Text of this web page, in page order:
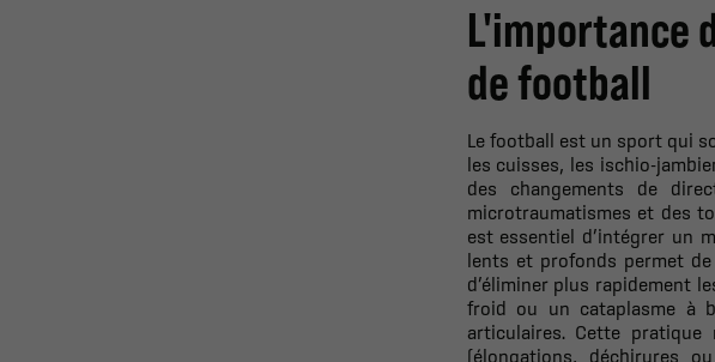
L'importance
de football
Le football est un sport qui
les cuisses, les ischio-
des changements de
microtraumatismes et des
est essentiel d’intégrer un
lents et profonds permet
d’éliminer plus rapidement
froid ou un cataplasme à
articulaires. Cette
(élongations, déchirures